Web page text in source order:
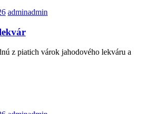
adminadmin
z piatich várok jahodového lekváru a